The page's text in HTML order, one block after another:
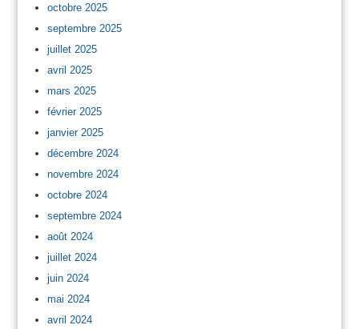
octobre 2025
septembre 2025
juillet 2025
avril 2025
mars 2025
février 2025
janvier 2025
décembre 2024
novembre 2024
octobre 2024
septembre 2024
août 2024
juillet 2024
juin 2024
mai 2024
avril 2024